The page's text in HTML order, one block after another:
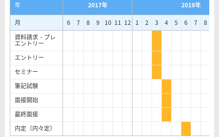
年 2017年
2018年
月
6 7 8 9 10 11 12 1 2 3 4 5 6 7 8
資料請求・プレ
エントリー
エントリー
セミナー
筆記試験
面接開始
最終面接
内定（内々定）